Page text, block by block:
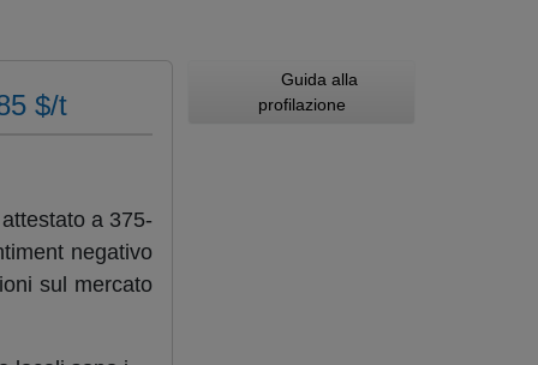
$/t
a 375-
negativo
sul mercato
Guida alla
profilazione